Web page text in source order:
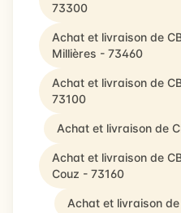
73300
Achat et livraison de
Millières - 73460
Achat et livraison de
73100
Achat et livraison de
Achat et livraison de
Couz - 73160
Achat et livraison